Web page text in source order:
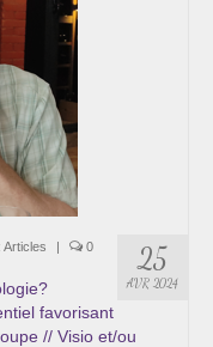
Numérologie
et sacré
25
AVR 2024
Articles | 0
favorisant
// Visio et/ou